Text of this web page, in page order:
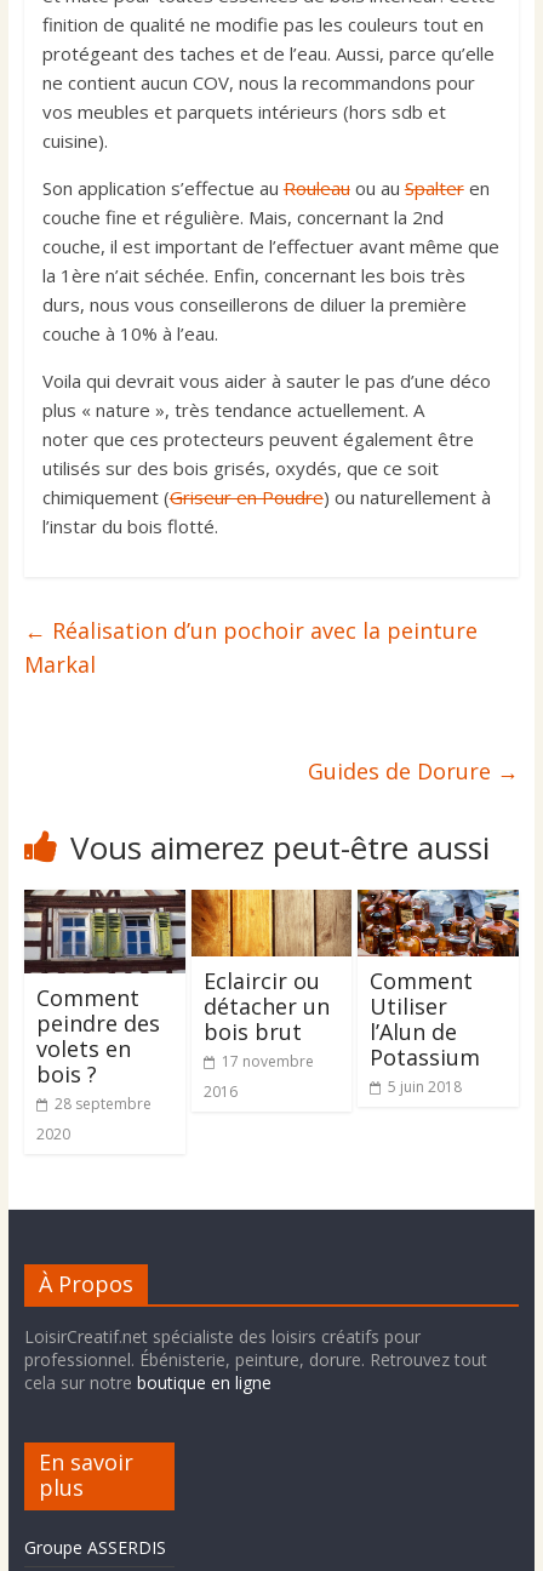
finition de qualité ne modifie pas les couleurs tout en
protégeant des taches et de l’eau. Aussi, parce qu’elle
ne contient aucun COV, nous la recommandons pour
vos meubles et parquets intérieurs (hors sdb et
cuisine).
Son application s’effectue auRouleauou auSpalteren
couche fine et régulière. Mais, concernant la 2nd
couche, il est important de l’effectuer avant même que
la 1ère n’ait séchée. Enfin, concernant les bois très
durs, nous vous conseillerons de diluer la première
couche à 10% à l’eau.
Voila qui devrait vous aider à sauter le pas d’une déco
plus « nature », très tendance actuellement. A
noter que ces protecteurs peuvent également être
utilisés sur des bois grisés, oxydés, que ce soit
chimiquement (Griseur en Poudre) ou naturellement à
l’instar du bois flotté.
← Réalisation d’un pochoir avec la peinture
Markal
Guides de Dorure →
Vous aimerez peut-être aussi
Comment
peindre des
volets en
bois ?
28 septembre
2020
Eclaircir ou
détacher un
bois brut
17 novembre
2016
Comment
Utiliser
l’Alun de
Potassium
5 juin 2018
À Propos
LoisirCreatif.net spécialiste des loisirs créatifs pour
professionnel. Ébénisterie, peinture, dorure. Retrouvez tout
cela sur notre boutique en ligne
En savoir
plus
Groupe ASSERDIS